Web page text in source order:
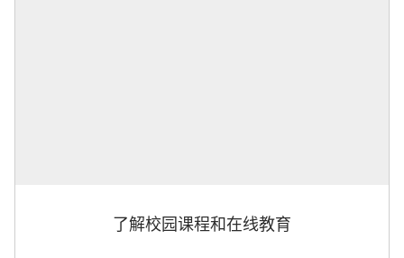
了解校园课程和在线教育